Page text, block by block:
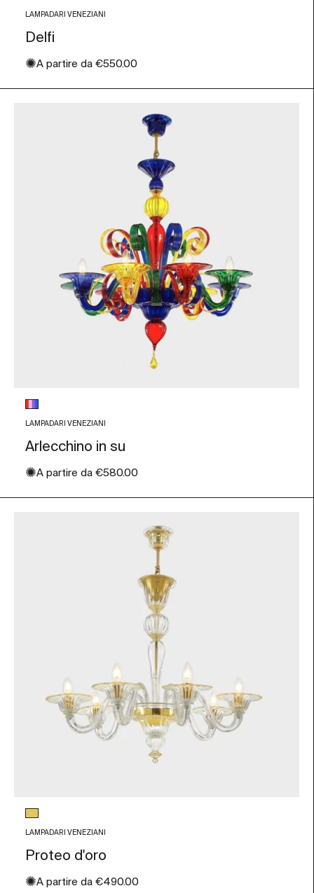
LAMPADARI VENEZIANI
Delfi
✺Prezzo scontato
A partire da €550.00
Colore vetro
Multicolore
LAMPADARI VENEZIANI
Arlecchino in su
✺Prezzo scontato
A partire da €580.00
Colore vetro
Foglia Oro
LAMPADARI VENEZIANI
Proteo d'oro
✺Prezzo scontato
A partire da €490.00